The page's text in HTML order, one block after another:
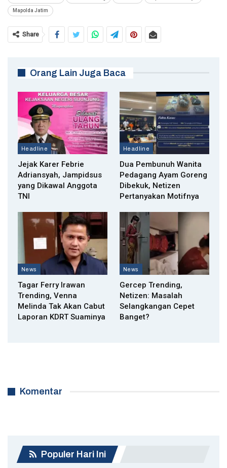
Mapolda Jatim
Share
Orang Lain Juga Baca
Headline
Jejak Karer Febrie
Adriansyah, Jampidsus
yang Dikawal Anggota
TNI
Headline
Dua Pembunuh Wanita
Pedagang Ayam Goreng
Dibekuk, Netizen
Pertanyakan Motifnya
News
Tagar Ferry Irawan
Trending, Venna
Melinda Tak Akan Cabut
Laporan KDRT Suaminya
News
Gercep Trending,
Netizen: Masalah
Selangkangan Cepet
Banget?
Komentar
Populer Hari Ini